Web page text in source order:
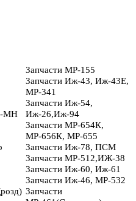
Запчасти МР-155
Запчасти Иж-43, Иж-43Е,
МР-341
МН
Запчасти Иж-54,
Иж-26,Иж-94
Запчасти МР-654К,
МР-656К, МР-655
Запчасти Иж-78, ПСМ
Запчасти МР-512,ИЖ-38
Запчасти Иж-60, Иж-61
Запчасти Иж-46, МР-532
Запчасти